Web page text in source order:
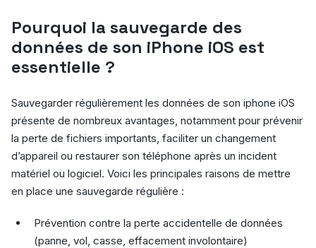
Pourquoi la sauvegarde des
données de son iPhone iOS est
essentielle ?
Sauvegarder régulièrement les données de son iphone iOS
présente de nombreux avantages, notamment pour prévenir
la perte de fichiers importants, faciliter un changement
d’appareil ou restaurer son téléphone après un incident
matériel ou logiciel. Voici les principales raisons de mettre
en place une sauvegarde régulière :
Prévention contre la perte accidentelle de données
(panne, vol, casse, effacement involontaire)